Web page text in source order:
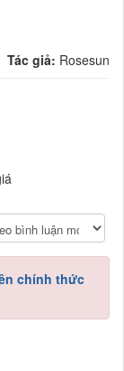
Tác giả: Rosesun
chính thức